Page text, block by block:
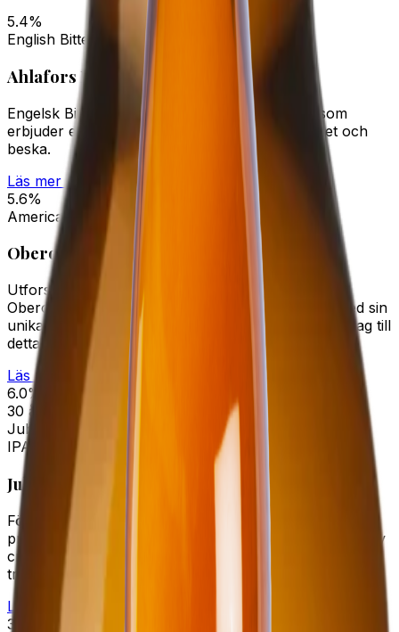
5.4%
English Bitter
Ahlafors Britt
Engelsk Bitter är en mångsidig och smakrik öl som
erbjuder en balanserad kombination av maltighet och
beska.
Läs mer →
5.6%
American Pale Ale
Oberoende American Pale Ale
Utforska det spännande samarbetet inom Sveriges
Oberoende Bryggerier, där varje bryggeri bidrar med sin
unika expertis och passion för hantverket. Vårt bidrag till
detta samarbete är en exklusiv…
Läs mer →
6.0%
30 år
Jubileumsöl
IPA
Jubileumsipa
För att markera ett speciellt tillfälle i vårt sortiment
presenterar vi stolt Ahlafors Jubileums IPA, en exklusiv
crossover som kombinerar det bästa av våra
traditionella ölsorter med en…
Läs mer →
3.5%